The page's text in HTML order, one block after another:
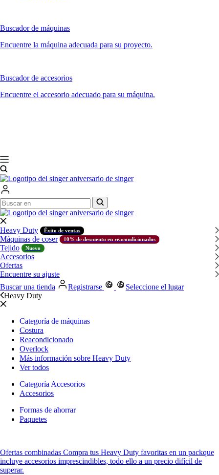
Buscador de máquinas
Encuentre la máquina adecuada para su proyecto.
Buscador de accesorios
Encuentre el accesorio adecuado para su máquina.
Buscar
en
Buscar
en
Heavy Duty Éxito de ventas
Máquinas de coser 10% de descuento en reacondicionados
Tejido Nuevo
Accesorios
Ofertas
Encuentre su ajuste
Buscar una tienda
Registrarse
Seleccione el lugar
Heavy Duty
Categoría de máquinas
Costura
Reacondicionado
Overlock
Más información sobre Heavy Duty
Ver todos
Categoría Accesorios
Accesorios
Formas de ahorrar
Paquetes
Ofertas combinadas Compra tus Heavy Duty favoritas en un packque
incluye accesorios imprescindibles, todo ello a un precio difícil de
superar.